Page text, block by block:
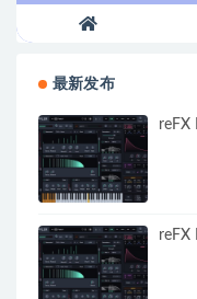
最新发布
reFX
reFX